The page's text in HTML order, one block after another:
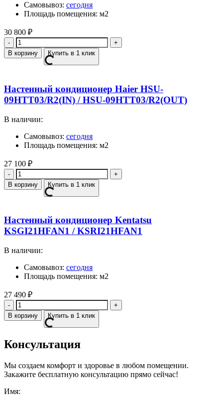
Самовывоз: сегодня
Площадь помещения: м2
30 800 ₽
Количество
В корзину Купить в 1 клик
Настенный кондиционер Haier HSU-
09HTT03/R2(IN) / HSU-09HTT03/R2(OUT)
В наличии:
Самовывоз: сегодня
Площадь помещения: м2
27 100 ₽
Количество
В корзину Купить в 1 клик
Настенный кондиционер Kentatsu
KSGI21HFAN1 / KSRI21HFAN1
В наличии:
Самовывоз: сегодня
Площадь помещения: м2
27 490 ₽
Количество
В корзину Купить в 1 клик
Консультация
Мы создаем комфорт и здоровье в любом помещении.
Закажите бесплатную консультацию прямо сейчас!
Имя: